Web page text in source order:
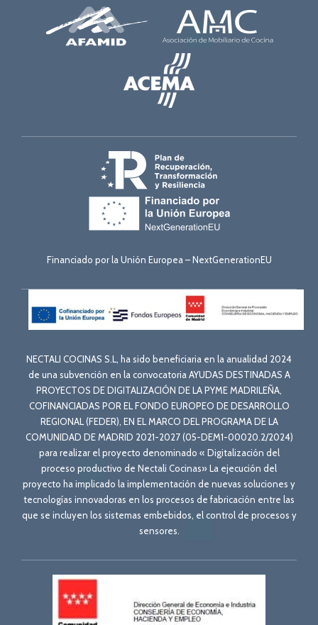
Financiado por la Unión Europea – NextGenerationEU
NECTALI COCINAS S.L, ha sido beneficiaria en la anualidad 2024
de una subvención en la convocatoria AYUDAS DESTINADAS A
PROYECTOS DE DIGITALIZACIÓN DE LA PYME MADRILEÑA,
COFINANCIADAS POR EL FONDO EUROPEO DE DESARROLLO
REGIONAL (FEDER), EN EL MARCO DEL PROGRAMA DE LA
COMUNIDAD DE MADRID 2021-2027 (05-DEM1-00020.2/2024)
para realizar el proyecto denominado « Digitalización del
proceso productivo de Nectali Cocinas» La ejecución del
proyecto ha implicado la implementación de nuevas soluciones y
tecnologías innovadoras en los procesos de fabricación entre las
que se incluyen los sistemas embebidos, el control de procesos y
sensores.